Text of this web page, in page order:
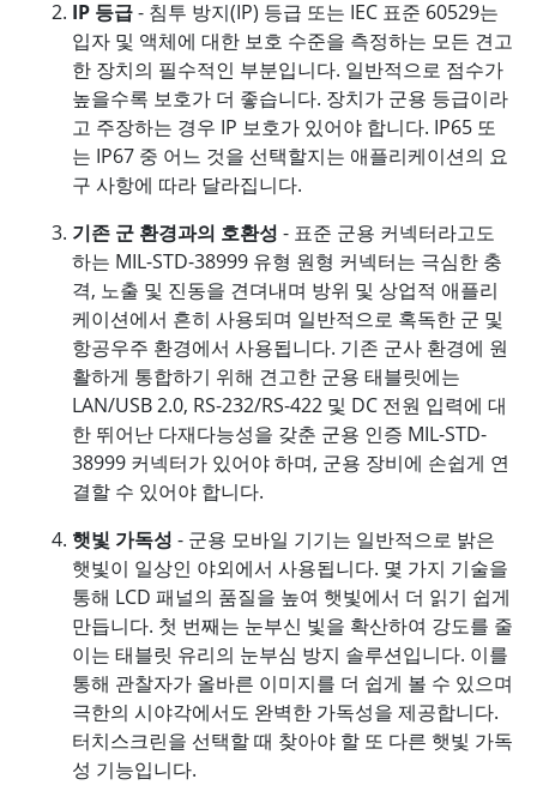
IP 등급- 침투 방지(IP) 등급 또는 IEC 표준 60529는
입자 및 액체에 대한 보호 수준을 측정하는 모든 견고
한 장치의 필수적인 부분입니다. 일반적으로 점수가
높을수록 보호가 더 좋습니다. 장치가 군용 등급이라
고 주장하는 경우 IP 보호가 있어야 합니다. IP65 또
는 IP67 중 어느 것을 선택할지는 애플리케이션의 요
구 사항에 따라 달라집니다.
기존 군 환경과의 호환성 - 표준 군용 커넥터라고도
하는 MIL-STD-38999 유형 원형 커넥터는 극심한 충
격, 노출 및 진동을 견뎌내며 방위 및 상업적 애플리
케이션에서 흔히 사용되며 일반적으로 혹독한 군 및
항공우주 환경에서 사용됩니다. 기존 군사 환경에 원
활하게 통합하기 위해 견고한 군용 태블릿에는
LAN/USB 2.0, RS-232/RS-422 및 DC 전원 입력에 대
한 뛰어난 다재다능성을 갖춘 군용 인증 MIL-STD-
38999 커넥터가 있어야 하며, 군용 장비에 손쉽게 연
결할 수 있어야 합니다.
햇빛 가독성 - 군용 모바일 기기는 일반적으로 밝은
햇빛이 일상인 야외에서 사용됩니다. 몇 가지 기술을
통해 LCD 패널의 품질을 높여 햇빛에서 더 읽기 쉽게
만듭니다. 첫 번째는 눈부신 빛을 확산하여 강도를 줄
이는 태블릿 유리의 눈부심 방지 솔루션입니다. 이를
통해 관찰자가 올바른 이미지를 더 쉽게 볼 수 있으며
극한의 시야각에서도 완벽한 가독성을 제공합니다.
터치스크린을 선택할 때 찾아야 할 또 다른 햇빛 가독
성 기능입니다.